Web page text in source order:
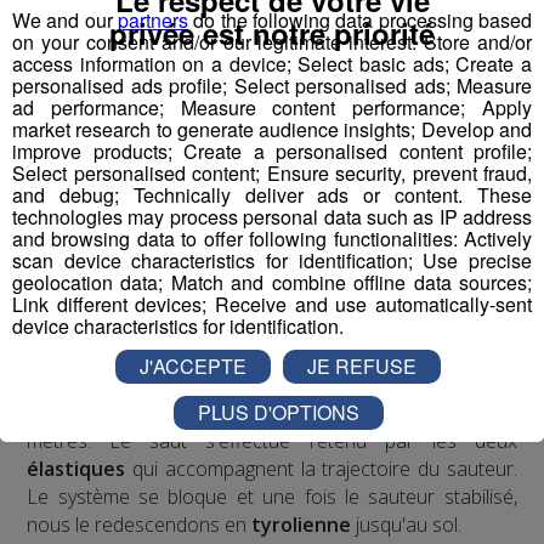
auquel s'ajoute le "ride" du mouvement et de la liberté,
avec au milieu le "J" de Jeff, son inventeur.
Écoutez l'interview de son créateur ⬇
mp3
Vous l'avez compris, leBun J Ridecombine les
techniques dusaut de tremplin, dusaut à l'élastique
et de latyrolienne. Le sauteur est équipé à la taille d'un
harnais relié, de chaque côté, à deux
. Placé en haut dutremplinsur l'accessoire
d'envol de son choix, le sauteur effectue une prise d'élan
d'environ 30 mètres qui débouche sur un vide de 40
mètres. Le saut s'effectue retenu par les deux
élastiques qui accompagnent la trajectoire du sauteur.
Le système se bloque et une fois le sauteur stabilisé,
nous le redescendons en tyrolienne jusqu'au sol.
We and ourpartnersdo the following data processing based
on your consent and/or our legitimate interest: Store and/or
access information on a device; Select basic ads; Create a
personalised ads profile; Select personalised ads; Measure
ad performance; Measure content performance; Apply
market research to generate audience insights; Develop and
improve products; Create a personalised content profile;
Select personalised content; Ensure security, prevent fraud,
and debug; Technically deliver ads or content. These
technologies may process personal data such as IP address
and browsing data to offer following functionalities: Actively
scan device characteristics for identification; Use precise
geolocation data; Match and combine offline data sources;
Link different devices; Receive and use automatically-sent
device characteristics for identification.
privée est notre priorité
J'ACCEPTE
JE REFUSE
PLUS D'OPTIONS